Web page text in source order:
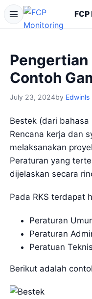
Contoh
July 23, 2024by Edwinls
Bestek (dari bahasa
Rencana kerja dan
melaksanakan
Peraturan yang
dijelaskan secara
Pada RKS terdapat
Peraturan
Peraturan
Peratuan
Berikut adalah